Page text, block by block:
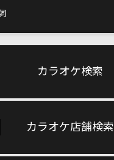
カラオケ検索
カラオケ店舗検索